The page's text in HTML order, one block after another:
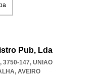
Pub, Lda
3750-147, UNIAO
, AVEIRO